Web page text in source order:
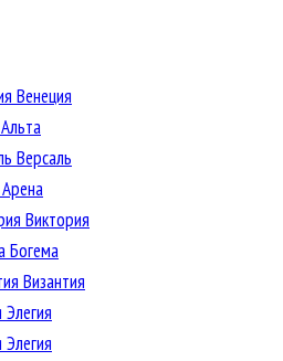
Венеция
Альта
Версаль
Арена
Виктория
Богема
Византия
Элегия
Элегия